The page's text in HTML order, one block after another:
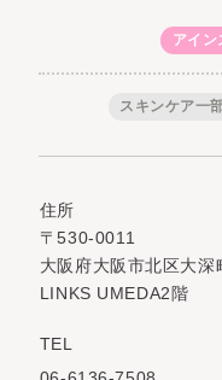
アイン
スキンケア一
住所
〒530-0011
大阪府大阪市北区大深
LINKS UMEDA2階
TEL